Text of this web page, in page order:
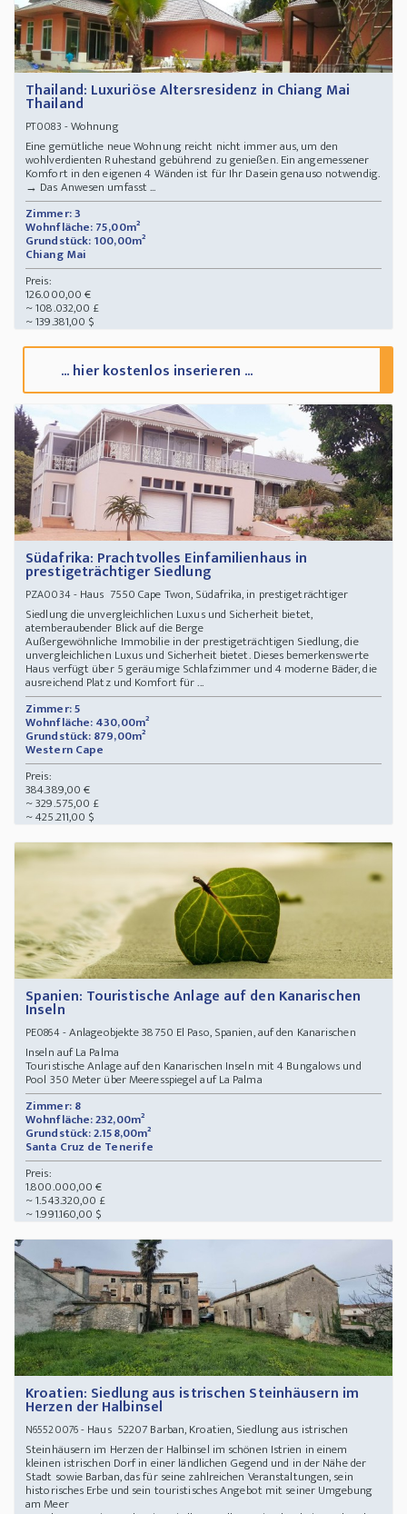
Thailand: Luxuriöse Altersresidenz in Chiang Mai
Thailand
PT0083 - Wohnung
Eine gemütliche neue Wohnung reicht nicht immer aus, um den
wohlverdienten Ruhestand gebührend zu genießen. Ein angemessener
Komfort in den eigenen 4 Wänden ist für Ihr Dasein genauso notwendig.
→ Das Anwesen umfasst ...
Zimmer: 3
Wohnfläche: 75,00m²
Grundstück: 100,00m²
Chiang Mai
Preis:
126.000,00 €
~ 108.032,00 £
~ 139.381,00 $
... hier kostenlos inserieren ...
Südafrika: Prachtvolles Einfamilienhaus in
prestigeträchtiger Siedlung
PZA0034- Haus 7550 Cape Twon, Südafrika, in prestigeträchtiger
Siedlung die unvergleichlichen Luxus und Sicherheit bietet,
atemberaubender Blick auf die Berge
Außergewöhnliche Immobilie in der prestigeträchtigen Siedlung, die
unvergleichlichen Luxus und Sicherheit bietet. Dieses bemerkenswerte
Haus verfügt über 5 geräumige Schlafzimmer und 4 moderne Bäder, die
ausreichend Platz und Komfort für ...
Zimmer: 5
Wohnfläche: 430,00m²
Grundstück: 879,00m²
Western Cape
Preis:
384.389,00 €
~ 329.575,00 £
~ 425.211,00 $
Spanien: Touristische Anlage auf den Kanarischen
Inseln
PE0864- Anlageobjekte 38750 El Paso, Spanien, auf den Kanarischen
Inseln auf La Palma
Touristische Anlage auf den Kanarischen Inseln mit 4 Bungalows und
Pool 350 Meter über Meeresspiegel auf La Palma
Zimmer: 8
Wohnfläche: 232,00m²
Grundstück: 2.158,00m²
Santa Cruz de Tenerife
Preis:
1.800.000,00 €
~ 1.543.320,00 £
~ 1.991.160,00 $
Kroatien: Siedlung aus istrischen Steinhäusern im
Herzen der Halbinsel
N65520076- Haus 52207 Barban, Kroatien, Siedlung aus istrischen
Steinhäusern im Herzen der Halbinsel im schönen Istrien in einem
kleinen istrischen Dorf in einer ländlichen Gegend und in der Nähe der
Stadt sowie Barban, das für seine zahlreichen Veranstaltungen, sein
historisches Erbe und sein touristisches Angebot mit seiner Umgebung
am Meer